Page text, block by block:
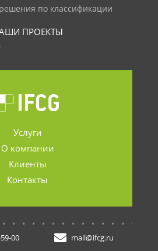
по классификации
ПРОЕКТЫ
Услуги
О компании
Клиенты
Контакты
00 mail@ifcg.ru